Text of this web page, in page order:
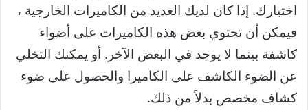
اختيارك. إذا كان لديك العديد من الكاميرات الخارجية ،
فيمكن أن تحتوي بعض هذه الكاميرات على أضواء
كاشفة بينما لا يوجد في البعض الآخر. أو يمكنك التخلي
عن الضوء الكاشف على الكاميرا والحصول على ضوء
كشاف مخصص بدلاً من ذلك.